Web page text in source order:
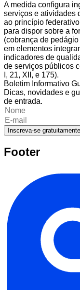
A medida configura
serviços e atividades
ao princípio
para dispor sobre a
(cobrança de
em elementos
indicadores de
de serviços públicos
I, 21, XII, e 175).
Boletim Informativo
Dicas, novidades e
de entrada.
Inscreva-se gratuitamente
Footer